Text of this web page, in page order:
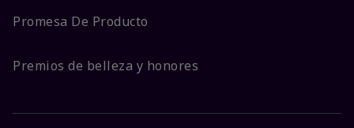
Promesa De Producto
Premios de belleza y honores